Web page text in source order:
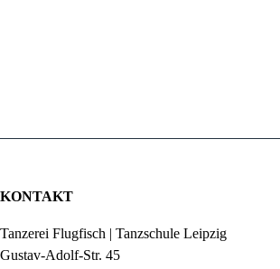
KONTAKT
Tanzerei Flugfisch | Tanzschule Leipzig
Gustav-Adolf-Str. 45